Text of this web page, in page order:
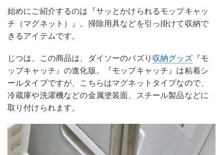
始めにご紹介するのは『サッとかけられるモップキャッ
チ（マグネット）』。掃除用具などを引っ掛けて収納で
きるアイテムです。
じつは、この商品は、ダイソーのバズり 収納グッズ『モ
ップキャッチ』の進化版。『モップキャッチ』は粘着シ
ールタイプですが、こちらはマグネットタイプなので、
冷蔵庫や洗濯機などの金属塗装面、スチール製品などに
取り付けられます。